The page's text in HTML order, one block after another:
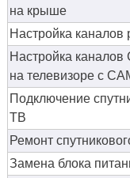
на крыше
Настройка
Настройка
на телевизоре с
Подключение
ТВ
Ремонт
Замена блока